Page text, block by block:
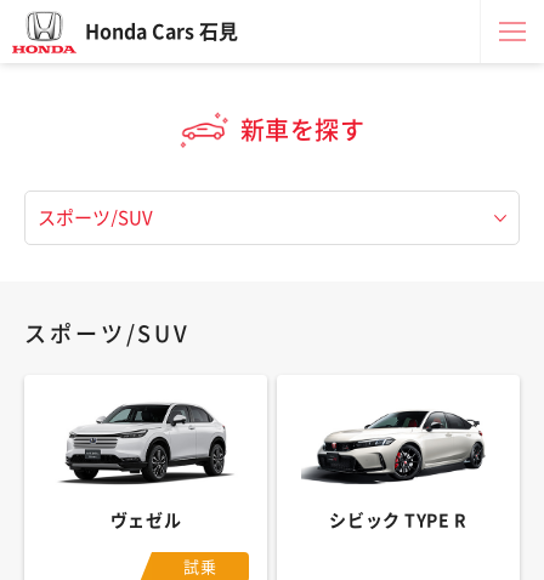
Honda Cars 石見
新車を探す
スポーツ/SUV
ヴェゼル
試乗
シビック TYPE R